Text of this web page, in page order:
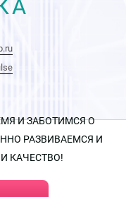
И ЗАБОТИМСЯ О
РАЗВИВАЕМСЯ И
КАЧЕСТВО!